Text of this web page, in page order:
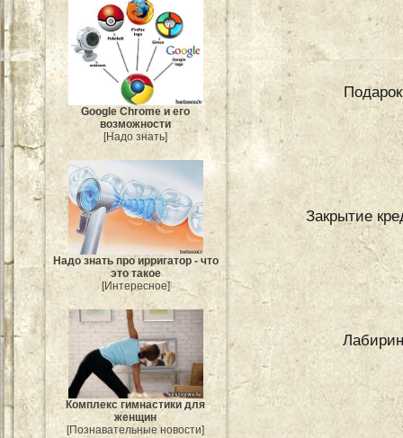
Google Chrome и его
возможности
[Надо знать]
Надо знать про ирригатор - что
это такое
[Интересное]
Комплекс гимнастики для
женщин
[Познавательные новости]
Закрытие